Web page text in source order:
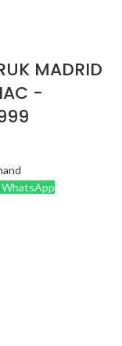
MADRID
-
WhatsApp